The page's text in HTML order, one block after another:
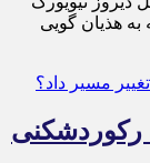
به هذیان گویی
رکوردشکنی